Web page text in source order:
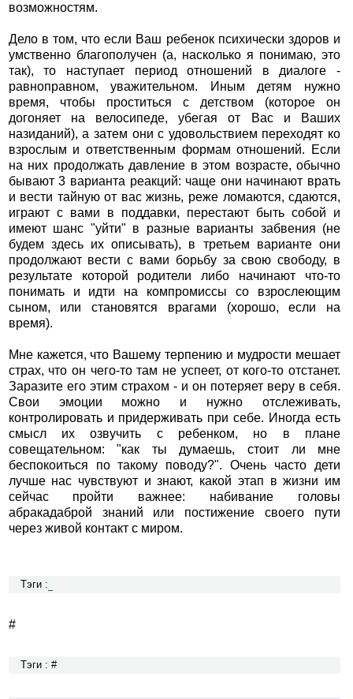
возможностям.
Дело в том, что если Ваш ребенок психически здоров и
умственно благополучен (а, насколько я понимаю, это
так), то наступает период отношений в диалоге -
равноправном, уважительном. Иным детям нужно
время, чтобы проститься с детством (которое он
догоняет на велосипеде, убегая от Вас и Ваших
назиданий), а затем они с удовольствием переходят ко
взрослым и ответственным формам отношений. Если
на них продолжать давление в этом возрасте, обычно
бывают 3 варианта реакций: чаще они начинают врать
и вести тайную от вас жизнь, реже ломаются, сдаются,
играют с вами в поддавки, перестают быть собой и
имеют шанс "уйти" в разные варианты забвения (не
будем здесь их описывать), в третьем варианте они
продолжают вести с вами борьбу за свою свободу, в
результате которой родители либо начинают что-то
понимать и идти на компромиссы со взрослеющим
сыном, или становятся врагами (хорошо, если на
время).
Мне кажется, что Вашему терпению и мудрости мешает
страх, что он чего-то там не успеет, от кого-то отстанет.
Заразите его этим страхом - и он потеряет веру в себя.
Свои эмоции можно и нужно отслеживать,
контролировать и придерживать при себе. Иногда есть
смысл их озвучить с ребенком, но в плане
совещательном: "как ты думаешь, стоит ли мне
беспокоиться по такому поводу?". Очень часто дети
лучше нас чувствуют и знают, какой этап в жизни им
сейчас пройти важнее: набивание головы
абракадаброй знаний или постижение своего пути
через живой контакт с миром.
Тэги :
#
Тэги : #